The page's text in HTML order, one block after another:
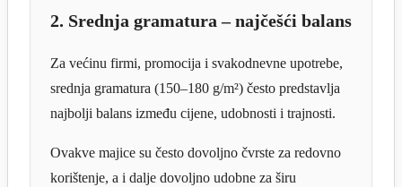
2. Srednja gramatura – najčešći balans
Za većinu firmi, promocija i svakodnevne upotrebe,
srednja gramatura (150–180 g/m²) često predstavlja
najbolji balans između cijene, udobnosti i trajnosti.
Ovakve majice su često dovoljno čvrste za redovno
korištenje, a i dalje dovoljno udobne za širu